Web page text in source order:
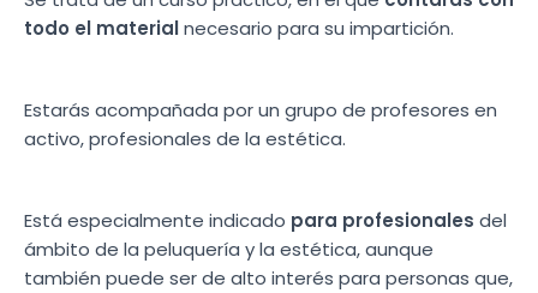
todo el materialnecesario para su impartición.
Estarás acompañada por un grupo de profesores en
activo, profesionales de la estética.
Está especialmente indicado para profesionales del
ámbito de la peluquería y la estética, aunque
también puede ser de alto interés para personas que,